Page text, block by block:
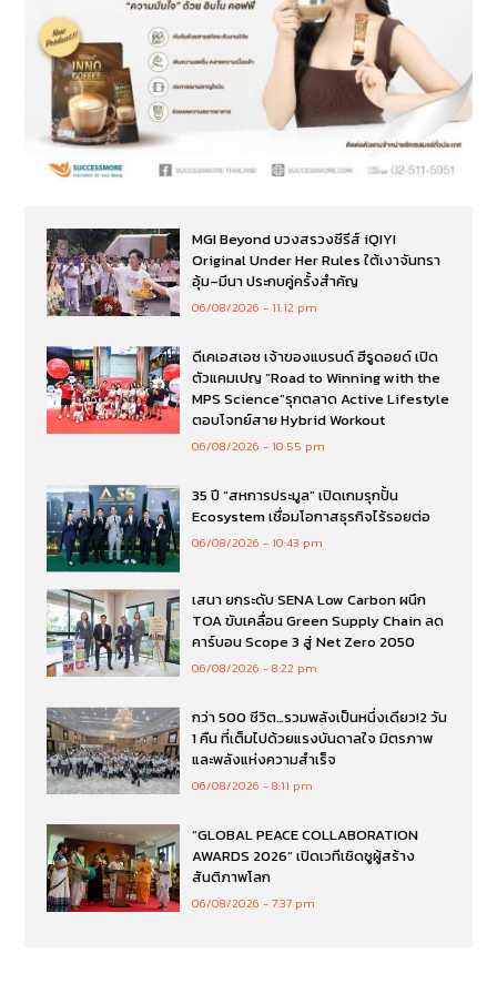
MGI Beyond บวงสรวงซีรีส์ iQIYI
Original Under Her Rules ใต้เงาจันทรา
อุ้ม–มีนา ประกบคู่ครั้งสำคัญ
06/08/2026 11:12 pm
ดีเคเอสเอช เจ้าของแบรนด์ ฮีรูดอยด์ เปิด
ตัวแคมเปญ “Road to Winning with the
MPS Science”รุกตลาด Active Lifestyle
ตอบโจทย์สาย Hybrid Workout
06/08/2026 10:55 pm
35 ปี “สหการประมูล” เปิดเกมรุกปั้น
Ecosystem เชื่อมโอกาสธุรกิจไร้รอยต่อ
06/08/2026 10:43 pm
เสนา ยกระดับ SENA Low Carbon ผนึก
TOA ขับเคลื่อน Green Supply Chain ลด
คาร์บอน Scope 3 สู่ Net Zero 2050
06/08/2026 8:22 pm
กว่า 500 ชีวิต…รวมพลังเป็นหนึ่งเดียว!2 วัน
1 คืน ที่เต็มไปด้วยแรงบันดาลใจ มิตรภาพ
และพลังแห่งความสำเร็จ
06/08/2026 8:11 pm
“GLOBAL PEACE COLLABORATION
AWARDS 2026” เปิดเวทีเชิดชูผู้สร้าง
สันติภาพโลก
06/08/2026 7:37 pm